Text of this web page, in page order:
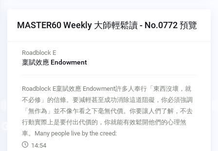
MASTER60 Weekly 大師輕鬆讀 - No.0772 預覽
Previous
Roadblock D
距離感 Distance
Roadblock D距離感 Distance企圖說服的標的距離愈遠，人們
改變的意願就愈小。你必須讓資訊與其切身相關，並在其接受
範圍內，人們才會留心注意。這麼一來，你才可能成為改變的
催化劑。The further away the person trying to persuade is, the
14:16